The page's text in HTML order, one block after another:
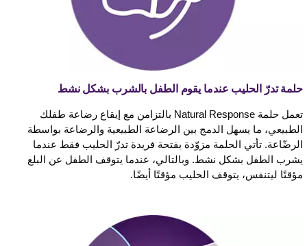
حلمة تدرّ الحليب عندما يقوم الطفل بالشرب بشكل نشط
تعمل حلمة Natural Response بالتزامن مع إيقاع رضاعة طفلك
الطبيعي، ما يسهل الدمج بين الرضاعة الطبيعية والرضاعة بواسطة
الرضّاعة. تأتي الحلمة مزوّدة بفتحة فريدة تدرّ الحليب فقط عندما
يشرب الطفل بشكل نشط. وبالتالي، عندما يتوقف الطفل عن البلع
مؤقتًا ليتنفس، يتوقف الحليب مؤقتًا أيضًا.